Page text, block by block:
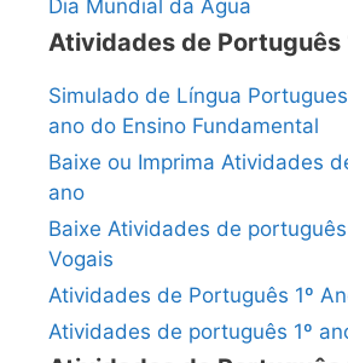
Dia Mundial da Água
Atividades de Português
Simulado de Língua
ano do Ensino Fundamental
Baixe ou Imprima Atividades
ano
Baixe Atividades de
Vogais
Atividades de Português 1º
Atividades de português 1º